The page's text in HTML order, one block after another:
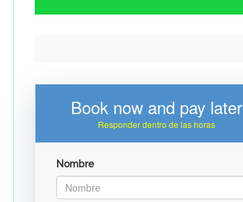
Book now and pay later
Responder dentro de las horas
Nombre